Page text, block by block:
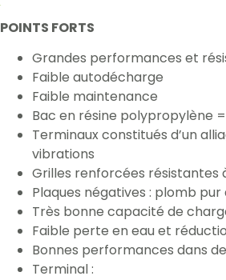
POINTS FORTS
Grandes performances et
Faible autodécharge
Faible maintenance
Bac en résine polypropylène
Terminaux constitués d’un
vibrations
Grilles renforcées résistantes
Plaques négatives : plomb
Très bonne capacité de
Faible perte en eau et
Bonnes performances dans
Terminal :